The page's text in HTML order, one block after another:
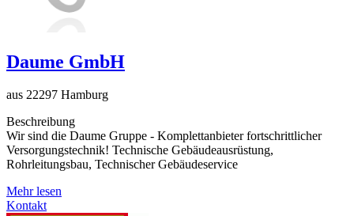
Daume GmbH
aus 22297 Hamburg
Beschreibung
Wir sind die Daume Gruppe - Komplettanbieter fortschrittlicher
Versorgungstechnik! Technische Gebäudeausrüstung,
Rohrleitungsbau, Technischer Gebäudeservice
Mehr lesen
Kontakt